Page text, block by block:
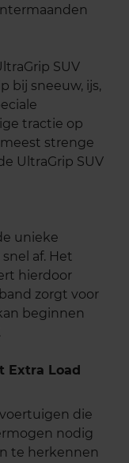
SUV
bij sneeuw, ijs,
tractie op
strenge
UltraGrip SUV
unieke
af. Het
hierdoor
zorgt voor
beginnen
Extra Load
die
nodig
te herkennen